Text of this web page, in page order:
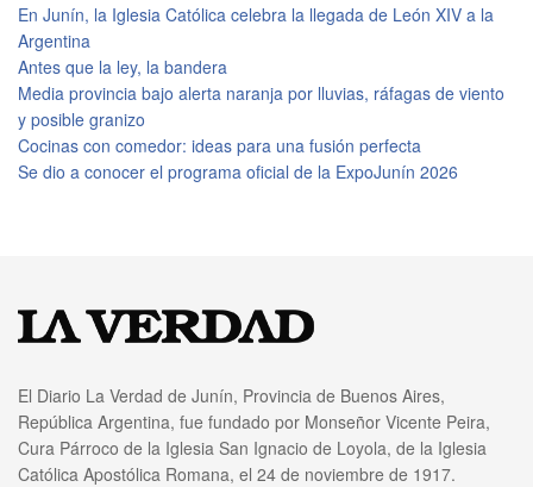
En Junín, la Iglesia Católica celebra la llegada de León XIV a la
Argentina
Antes que la ley, la bandera
Media provincia bajo alerta naranja por lluvias, ráfagas de viento
y posible granizo
Cocinas con comedor: ideas para una fusión perfecta
Se dio a conocer el programa oficial de la ExpoJunín 2026
El Diario La Verdad de Junín, Provincia de Buenos Aires,
República Argentina, fue fundado por Monseñor Vicente Peira,
Cura Párroco de la Iglesia San Ignacio de Loyola, de la Iglesia
Católica Apostólica Romana, el 24 de noviembre de 1917.